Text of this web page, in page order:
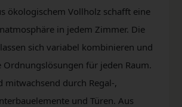
ökologischem Vollholz schafft eine
in jedem Zimmer. Die
sich variabel kombinieren und
für jeden Raum.
mitwachsend durch Regal-,
und Türen. Aus